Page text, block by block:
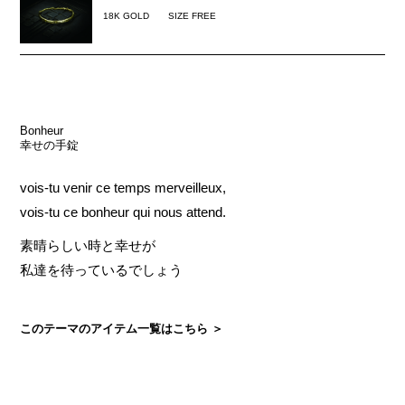
18K GOLD SIZE FREE
Bonheur
幸せの手錠
vois-tu venir ce temps merveilleux,
vois-tu ce bonheur qui nous attend.
素晴らしい時と幸せが
私達を待っているでしょう
このテーマのアイテム一覧はこちら ＞